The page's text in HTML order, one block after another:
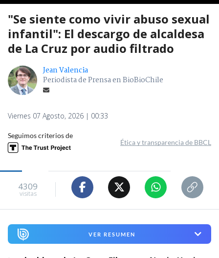
"Se siente como vivir abuso sexual
infantil": El descargo de alcaldesa
de La Cruz por audio filtrado
Jean Valencia
Periodista de Prensa en BioBioChile
Viernes 07 Agosto, 2026 | 00:33
Seguimos criterios de
Ética y transparencia de BBCL
4309
visitas
VER RESUMEN